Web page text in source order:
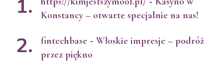
Konstancy – otwarte specjalnie na nas!
fintechbase - Włoskie impresje – podróż
przez piękno